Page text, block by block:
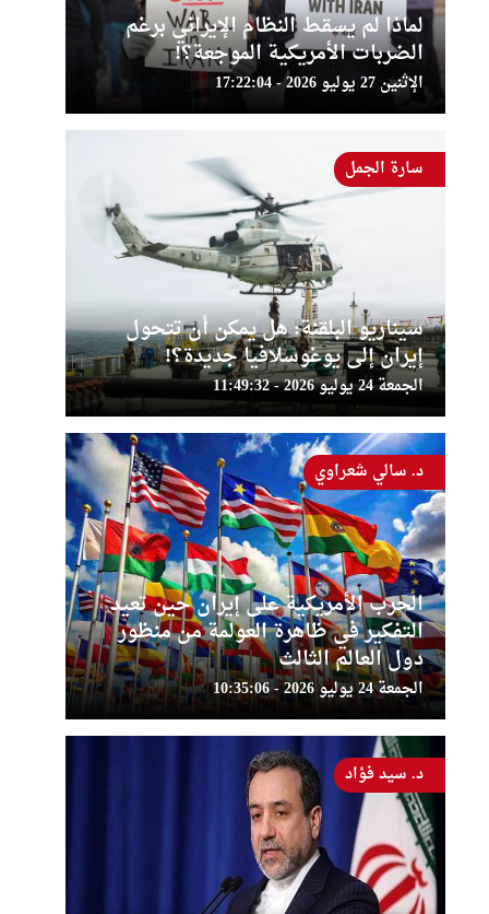
لماذا لم يسقط النظام الإيراني برغم
الضربات الأمريكية الموجعة؟!
الإثنين 27 يوليو 2026 - 17:22:04
سيناريو البلقنة: هل يمكن أن تتحول
إيران إلى يوغوسلافيا جديدة؟!
الجمعة 24 يوليو 2026 - 11:49:32
سارة الجمل
الحرب الأمريكية على إيران حين تعيد
التفكير في ظاهرة العولمة من منظور
دول العالم الثالث
الجمعة 24 يوليو 2026 - 10:35:06
د. سالي شعراوي
د. سيد فؤاد